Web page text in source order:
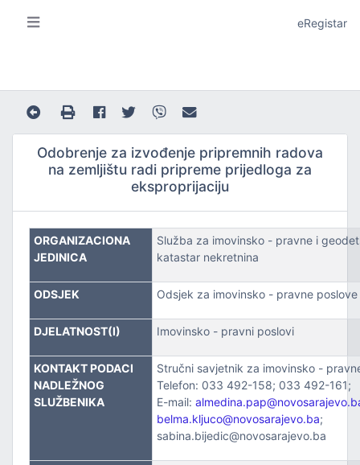
I LOKALNU SAMOUPRAVU
POSLOVE I KATASTAR NEKRETNINA
eRegistar
Odobrenje za izvođenje pripremnih radova
na zemljištu radi pripreme prijedloga za
eksproprijaciju
ORGANIZACIONA
JEDINICA
Služba za imovinsko - pravne i
katastar nekretnina
ODSJEK Odsjek za imovinsko - pravne poslove
DJELATNOST(I) Imovinsko - pravni poslovi
KONTAKT PODACI
NADLEŽNOG
SLUŽBENIKA
Stručni savjetnik za imovinsko -
Telefon: 033 492-158; 033 492-161;
E-mail:
belma.kljuco@novosarajevo.ba;
sabina.bijedic@novosarajevo.ba